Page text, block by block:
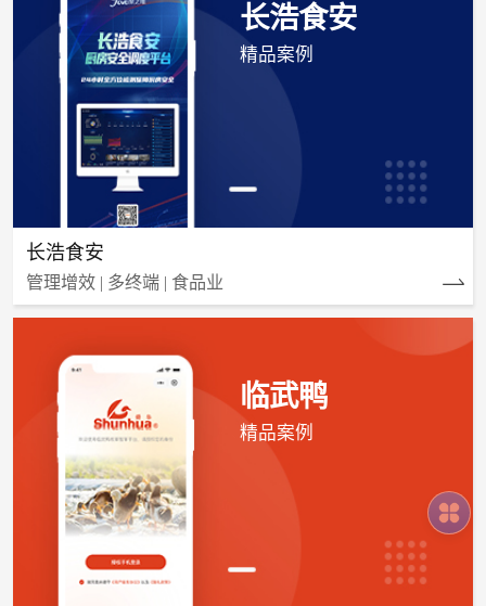
长浩食安
精品案例
长浩食安
管理增效 | 多终端 | 食品业
临武鸭
精品案例